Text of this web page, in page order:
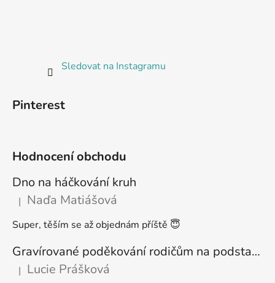
Sledovat na Instagramu
Pinterest
Hodnocení obchodu
Dno na háčkování kruh
Hodnocení produktu je 5 z 5 hvězdiček.
| Naďa Matiášová
Super, těším se až objednám příště 😇
Gravírované poděkování rodičům na podstavci
Hodnocení produktu je 5 z 5 hvězdiček.
| Lucie Prášková